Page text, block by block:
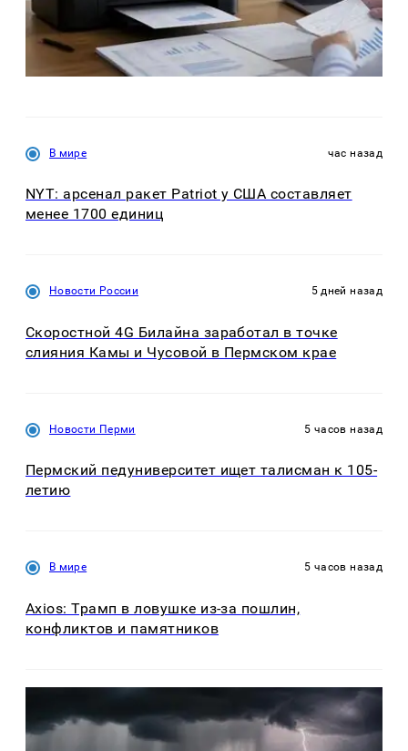
В мире час назад
NYT: арсенал ракет Patriot у США составляет
менее 1700 единиц
Новости России 5 дней назад
Скоростной 4G Билайна заработал в точке
слияния Камы и Чусовой в Пермском крае
Новости Перми 5 часов назад
Пермский педуниверситет ищет талисман к 105-
летию
В мире 5 часов назад
Axios: Трамп в ловушке из-за пошлин,
конфликтов и памятников